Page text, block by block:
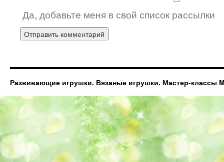
Да, добавьте меня в свой список рассылки
Развивающие игрушки. Вязаные игрушки. Мастер-классы